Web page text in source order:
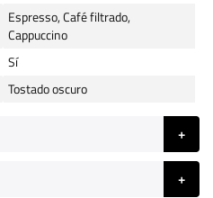
Espresso, Café filtrado,
Cappuccino
Sí
Tostado oscuro